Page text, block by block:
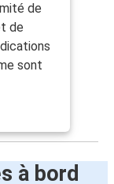
de
de
sont
à bord